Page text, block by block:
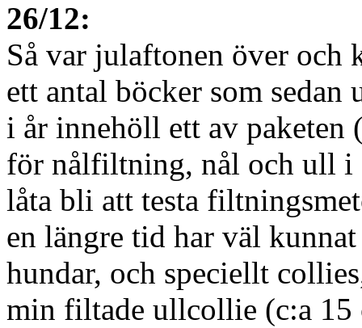
26/12:
Så var julaftonen över och
ett antal böcker som
i år innehöll ett av
för nålfiltning, nål och ull i
låta bli att testa
en längre tid har väl
hundar, och speciellt
min filtade ullcollie (c:a